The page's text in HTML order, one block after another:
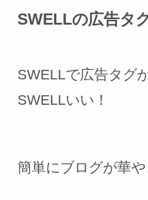
SWELLの広告タ
SWELLで広告タグ
SWELLいい！
簡単にブログが華や